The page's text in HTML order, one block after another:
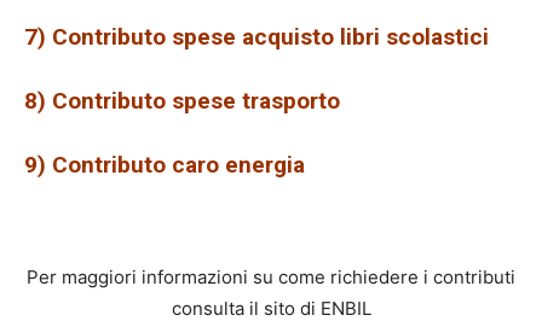
7) Contributo spese acquisto libri scolastici
8) Contributo spese trasporto
9) Contributo caro energia
Per maggiori informazioni su come richiedere i contributi
consulta il sito di ENBIL